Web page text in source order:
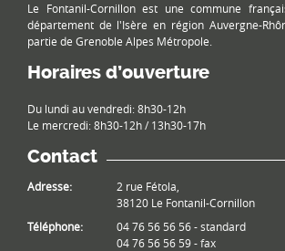
Le Fontanil-Cornillon est une commune
département de l'Isère en région Auvergne-
partie de Grenoble Alpes Métropole.
Horaires d’ouverture
Du lundi au vendredi: 8h30-12h
Le mercredi: 8h30-12h / 13h30-17h
Contact
Adresse:
2 rue Fétola,
38120 Le Fontanil-Cornillon
Téléphone:
04 76 56 56 56 - standard
04 76 56 56 59 - fax